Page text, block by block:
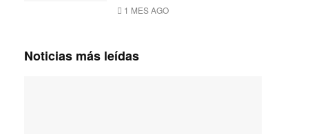
1 MES AGO
Noticias más leídas